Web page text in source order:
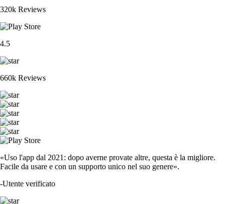
320k Reviews
4.5
660k Reviews
«Uso l'app dal 2021: dopo averne provate altre, questa è la migliore.
Facile da usare e con un supporto unico nel suo genere».
-Utente verificato